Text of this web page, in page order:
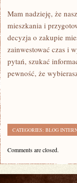
Mam nadzieję, że
mieszkania i
decyzja o zakupie
zainwestować czas i
pytań, szukać
pewność,⁣ że
CATEGORIES: BLOG
Comments are closed.